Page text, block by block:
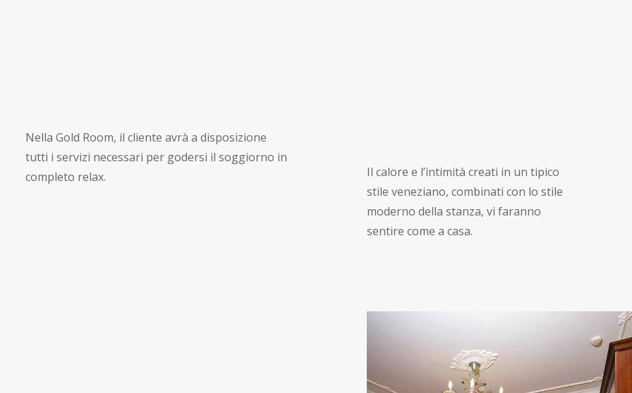
Nella Gold Room, il cliente avrà a disposizione
tutti i servizi necessari per godersi il soggiorno in
completo relax.
Il calore e l’intimità creati in un tipico
stile veneziano, combinati con lo stile
moderno della stanza, vi faranno
sentire come a casa.